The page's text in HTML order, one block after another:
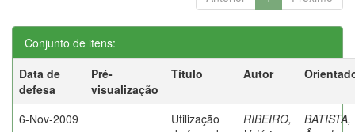
Conjunto de itens:
Data de
defesa
Pré-
visualização
Título Autor
6-Nov-2009
Utilização
RIBEIRO,
BATISTA,